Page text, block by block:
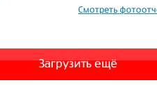
Смотреть
Загрузить ещё